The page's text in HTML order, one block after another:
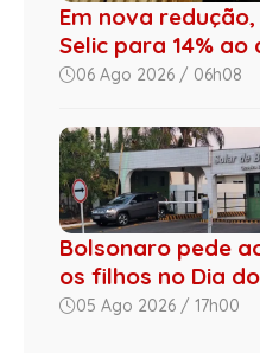
Em nova
Selic para 14% ao
06 Ago 2026 / 06h08
Bolsonaro pede
os filhos no Dia
05 Ago 2026 / 17h00